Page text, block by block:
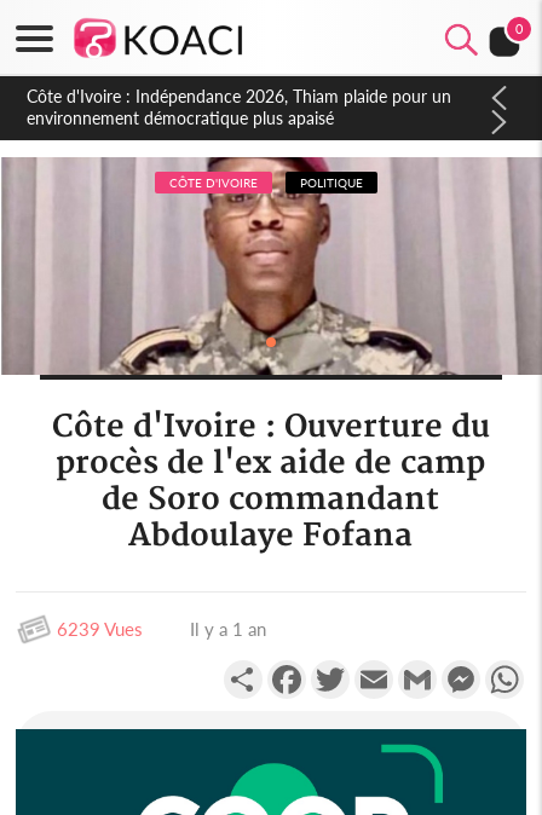
0
Côte d'Ivoire : Concours INFAS 2026, les convocations
seront disponibles à compter du samedi
CÔTE D'IVOIRE POLITIQUE
Côte d'Ivoire : Ouverture du
procès de l'ex aide de camp
de Soro commandant
Abdoulaye Fofana
6239 Vues Il y a 1 an
PartagerFacebookTwitterEmail Gmail